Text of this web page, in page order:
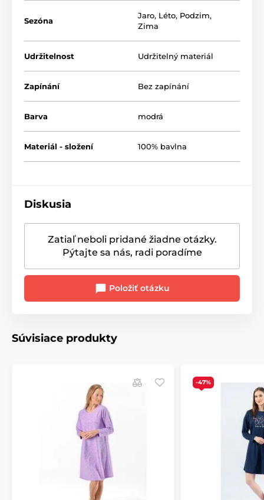
Sezóna
Jaro, Léto, Podzim,
Zima
Udržitelnost Udržitelný materiál
Zapínání Bez zapínání
Barva modrá
Materiál - složení 100% bavlna
Diskusia
Zatiaľ neboli pridané žiadne otázky.
Pýtajte sa nás, radi poradíme
Položiť otázku
Súvisiace produkty
-47%